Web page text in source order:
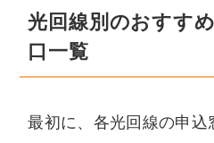
光回線別のおすす
口一覧
最初に、各光回線の申込